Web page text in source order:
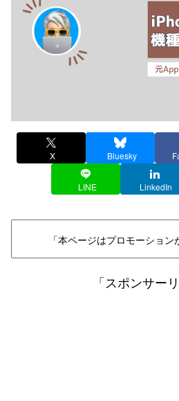
X Bluesky
LINE LinkedIn
「本ページはプロモーション
「スポンサー